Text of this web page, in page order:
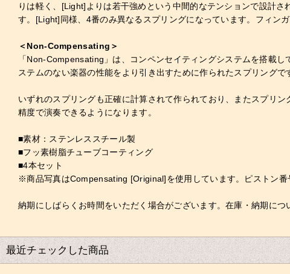
りは軽く、[Light]よりは若干強めという中間的なテンションで設計
す。[Light]同様、4番のみ異なるスプリングになっています。フィン
＜Non-Compensating＞
「Non-Compensating」は、コンペンセイティングシステムを搭載
ステムのない楽器の性能をより引き出すために作られたスプリングで
いずれのスプリングも正確に計算されて作られており、またスプリ
精度で演奏できるようになります。
■素材：ステンレススチール製
■フッ素樹脂チューブコーティング
■4本セット
※商品写真はCompensating [Original]を使用しています。ピストン
納期にしばらくお時間をいただく場合がございます。在庫・納期につ
最近チェックした商品